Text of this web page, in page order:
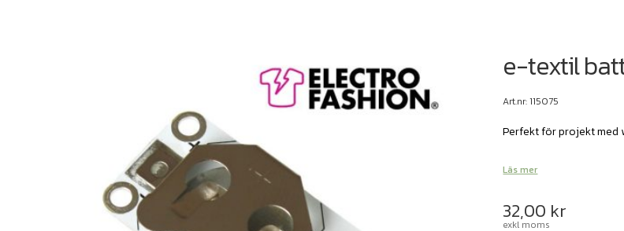
e-textil
Art.nr: 115075
Perfekt för projekt med
Läs mer
32,00 kr
exkl moms